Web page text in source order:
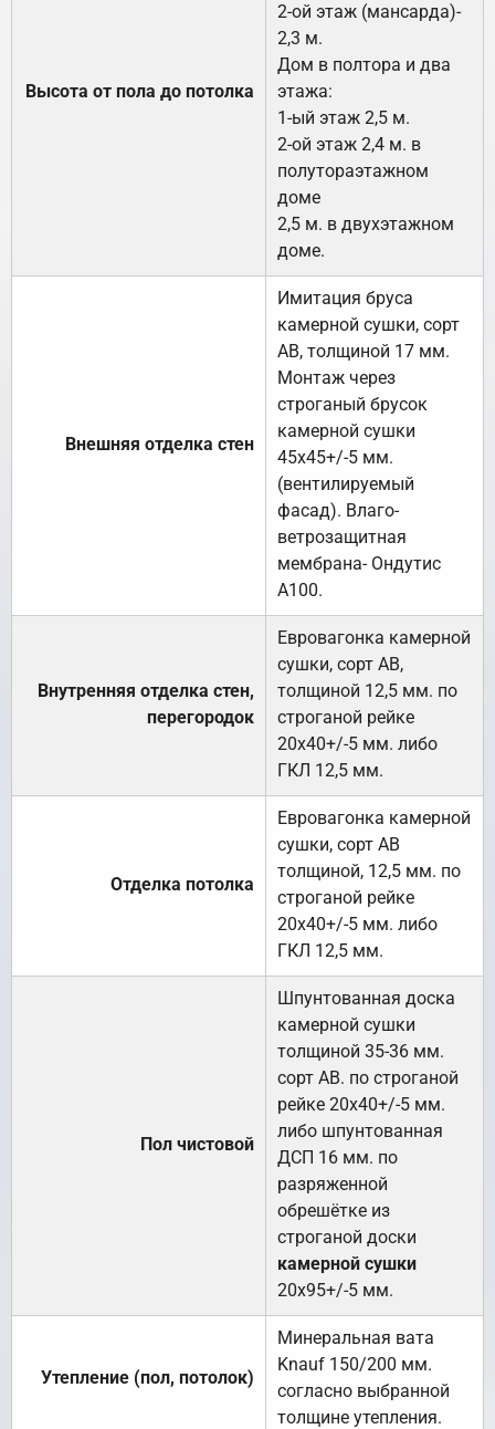
Высота от пола до потолка
2-ой этаж (мансарда)-
2,3 м.
Дом в полтора и два
этажа:
1-ый этаж 2,5 м.
2-ой этаж 2,4 м. в
полутораэтажном
доме
2,5 м. в двухэтажном
доме.
Внешняя отделка стен
Имитация бруса
камерной сушки, сорт
АВ, толщиной 17 мм.
Монтаж через
строганый брусок
камерной сушки
45х45+/-5 мм.
(вентилируемый
фасад). Влаго-
ветрозащитная
мембрана- Ондутис
А100.
Внутренняя отделка стен,
перегородок
Евровагонка камерной
сушки, сорт АВ,
толщиной 12,5 мм. по
строганой рейке
20х40+/-5 мм. либо
ГКЛ 12,5 мм.
Отделка потолка
Евровагонка камерной
сушки, сорт АВ
толщиной, 12,5 мм. по
строганой рейке
20х40+/-5 мм. либо
ГКЛ 12,5 мм.
Пол чистовой
Шпунтованная доска
камерной сушки
толщиной 35-36 мм.
сорт АВ. по строганой
рейке 20х40+/-5 мм.
либо шпунтованная
ДСП 16 мм. по
разряженной
обрешётке из
строганой доски
камерной сушки
20х95+/-5 мм.
Утепление (пол, потолок)
Минеральная вата
Knauf 150/200 мм.
согласно выбранной
толщине утепления.